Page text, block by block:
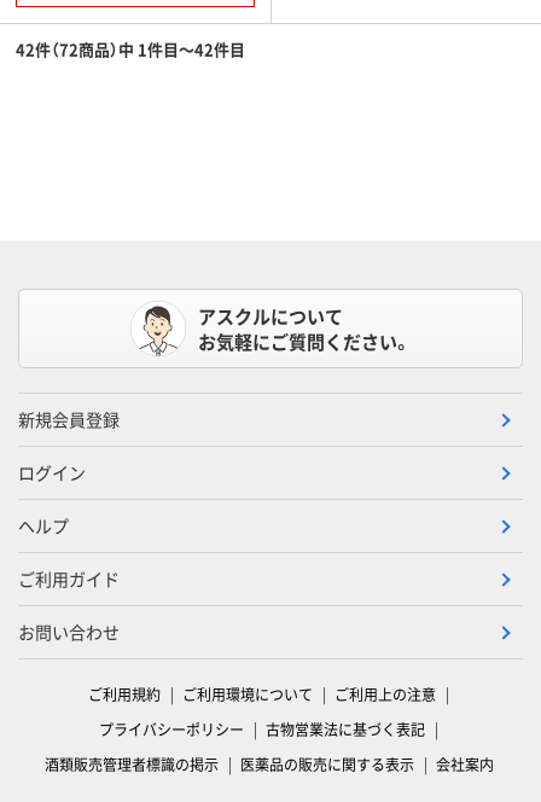
42件（72商品）中 1件目～42件目
アスクルについて
お気軽にご質問ください。
新規会員登録
ログイン
ヘルプ
ご利用ガイド
お問い合わせ
ご利用規約 ご利用環境について
ご利用上の注意
プライバシーポリシー
古物営業法に基づく表記
酒類販売管理者標識の掲示
医薬品の販売に関する表示 会社案内